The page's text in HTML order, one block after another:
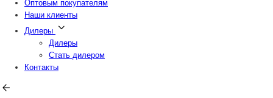
Оптовым покупателям
Наши клиенты
Дилеры
Дилеры
Стать дилером
Контакты